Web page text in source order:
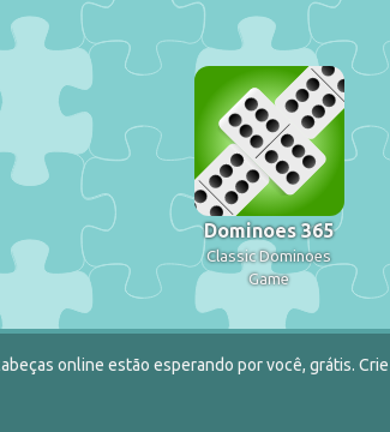
Dominoes 365
Classic Dominoes
Game
online estão esperando por você, grátis.